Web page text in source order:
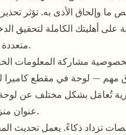
ما وإلحاق الأذى به. تؤثر
على أهليتك الكاملة لتحقيق
متعددة = إنهاء القناة.
مهم — لوحة في مقطع كاميرا
تُعامَل بشكل مختلف عن
عنوان منزل شخص ما.
تزداد ذكاءً. يعمل تحديث